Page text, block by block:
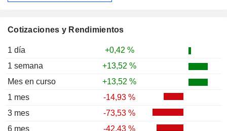
Cotizaciones y Rendimientos
1 día
+0,42 %
1 semana
+13,52 %
Mes en curso
+13,52 %
1 mes
-14,93 %
3 mes
-73,53 %
6 mes
-42,43 %